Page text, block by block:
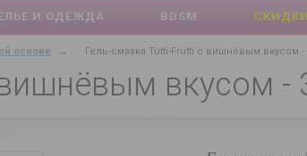
И ОДЕЖДА BDSM
основе → Гель-смазка Tutti-Frutti с вишнёвым вкусом -
вкусом -